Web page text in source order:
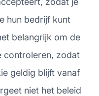
hun bedrijf kunt
belangrijk om de
controleren, zodat
geldig blijft vanaf
niet het beleid